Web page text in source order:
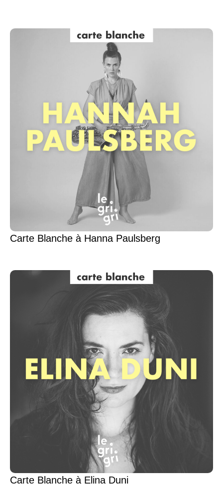
Carte Blanche à Hanna Paulsberg
Carte Blanche à Elina Duni
Page PagePage PagePage Page